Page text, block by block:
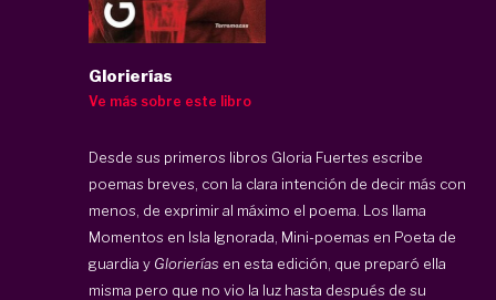
Glorierías
Ve más sobre este libro
Desde sus primeros libros Gloria Fuertes escribe
poemas breves, con la clara intención de decir más con
menos, de exprimir al máximo el poema. Los llama
Momentos en Isla Ignorada, Mini-poemas en Poeta de
guardia y Glorierías en esta edición, que preparó ella
misma pero que no vio la luz hasta después de su